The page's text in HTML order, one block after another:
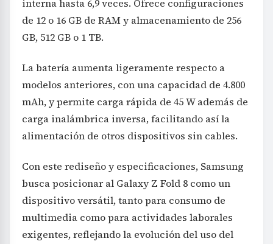
interna hasta 6,9 veces. Ofrece configuraciones
de 12 o 16 GB de RAM y almacenamiento de 256
GB, 512 GB o 1 TB.
La batería aumenta ligeramente respecto a
modelos anteriores, con una capacidad de 4.800
mAh, y permite carga rápida de 45 W además de
carga inalámbrica inversa, facilitando así la
alimentación de otros dispositivos sin cables.
Con este rediseño y especificaciones, Samsung
busca posicionar al Galaxy Z Fold 8 como un
dispositivo versátil, tanto para consumo de
multimedia como para actividades laborales
exigentes, reflejando la evolución del uso del